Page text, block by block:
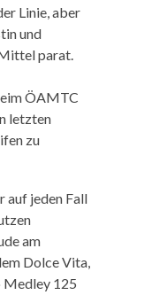
Linie, aber
und
parat.
ÖAMTC
letzten
zu
auf jeden Fall
am
Dolce Vita,
Medley 125